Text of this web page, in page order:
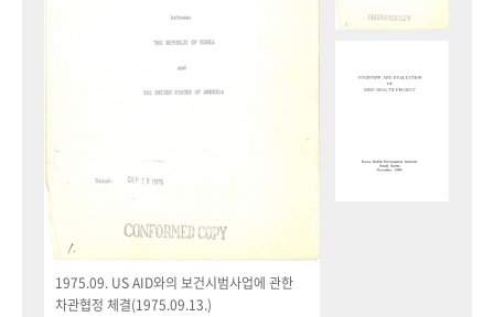
1975.09. US AID와의 보건시범사업에 관한
차관협정 체결(1975.09.13.)